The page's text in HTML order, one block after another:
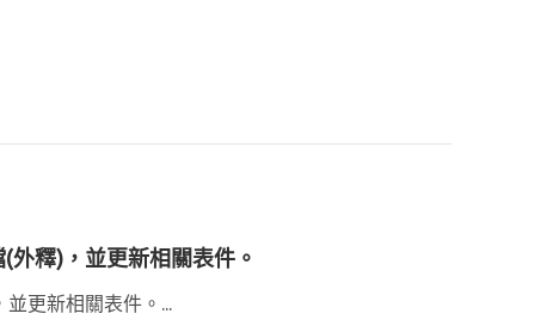
釋)，並更新相關表件。
更新相關表件。...